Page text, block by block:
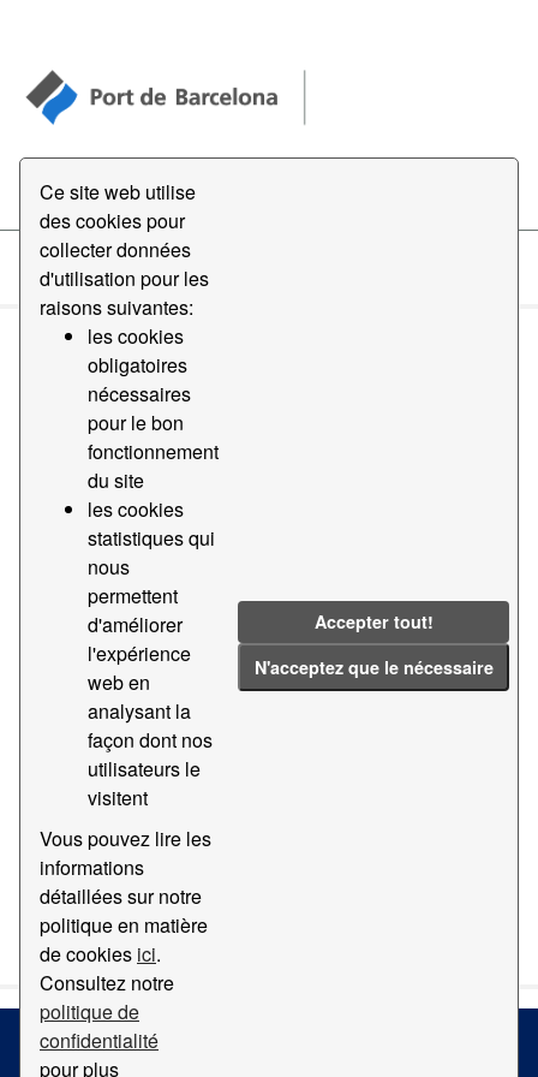
Ce site web utilise
des cookies pour
collecter données
d'utilisation pour les
raisons suivantes:
les cookies
obligatoires
nécessaires
pour le bon
fonctionnement
du site
les cookies
statistiques qui
nous
permettent
d'améliorer
l'expérience
web en
analysant la
façon dont nos
utilisateurs le
visitent
Vous pouvez lire les
informations
détaillées sur notre
politique en matière
de cookies ici.
Consultez notre
politique de
confidentialité
pour plus
Accepter tout!
N'acceptez que le nécessaire
Open Data
Datasets
Order by
1 jeu de données trouvé
Carte
2012
2014
Filter Results
Orthophotomap
Carte avec orthophotomap du Port de Barcelona
Docs).